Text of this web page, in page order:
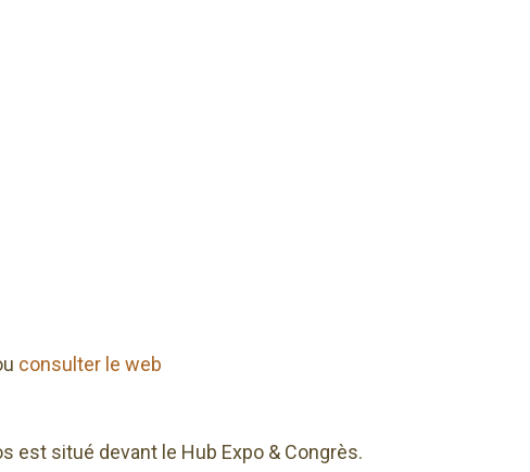
consulter le web
est situé devant le Hub Expo & Congrès.